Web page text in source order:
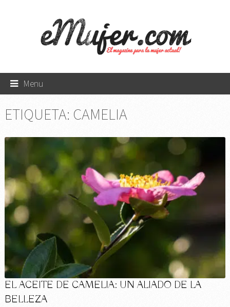
Menu
ETIQUETA: CAMELIA
EL ACEITE DE CAMELIA: UN ALIADO DE LA
BELLEZA